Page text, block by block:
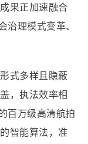
果正加速融合
治理模式变革、
式多样且隐蔽
，执法效率相
百万级高清航拍
智能算法，准